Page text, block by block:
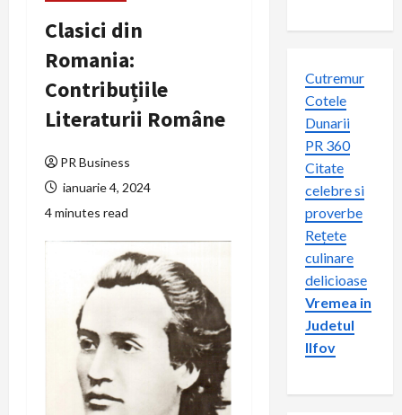
Clasici din
Romania:
Contribuțiile
Literaturii Române
PR Business
ianuarie 4, 2024
4 minutes read
Cutremur
Cotele
Dunarii
PR 360
Citate
celebre si
proverbe
Rețete
culinare
delicioase
Vremea in
Judetul
Ilfov